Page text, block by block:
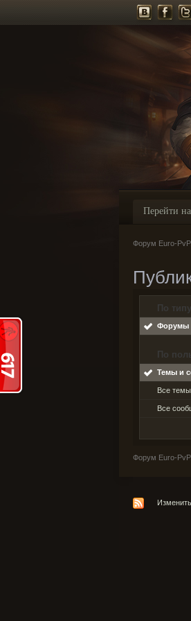
Перейти
Форум Euro-
По
Форумы
По
Темы и
Все темы
Все
Форум Euro-